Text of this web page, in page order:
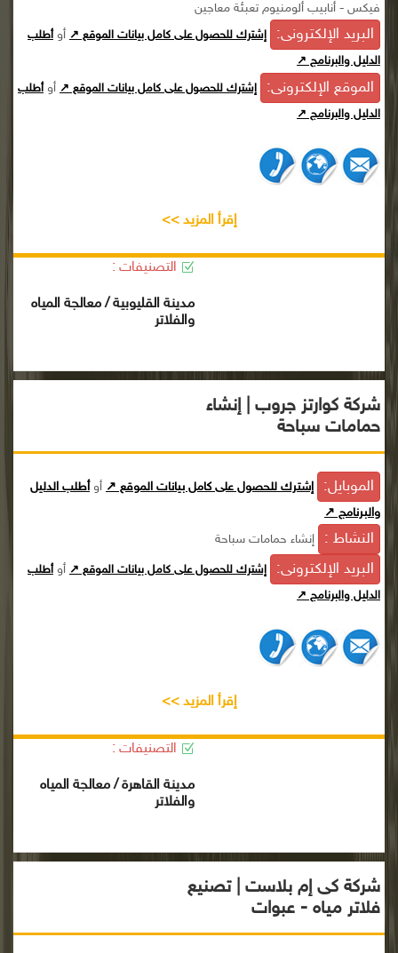
فيكس - أنابيب ألومنيوم تعبئة معاجين
البريد الإلكترونى: إشترك للحصول على كامل بيانات الموقع ↗ أوأطلب
الدليل والبرنامج ↗
الموقع الإلكترونى: إشترك للحصول على كامل بيانات الموقع ↗ أوأطلب
الدليل والبرنامج ↗
إقرأ المزيد >>
التصنيفات :
مدينة القليوبية / معالجة المياه
والفلاتر
شركة كوارتز جروب | إنشاء
حمامات سباحة
الموبايل: إشترك للحصول على كامل بيانات الموقع ↗ أوأطلب الدليل
والبرنامج ↗
النشاط : إنشاء حمامات سباحة
البريد الإلكترونى: إشترك للحصول على كامل بيانات الموقع ↗ أوأطلب
الدليل والبرنامج ↗
إقرأ المزيد >>
التصنيفات :
مدينة القاهرة / معالجة المياه
والفلاتر
شركة كى إم بلاست | تصنيع
فلاتر مياه - عبوات